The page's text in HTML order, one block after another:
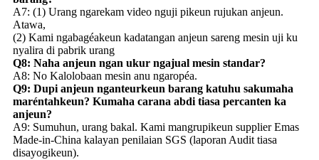
A7: (1) Urang ngarekam video nguji pikeun rujukan anjeun.
Atawa,
(2) Kami ngabagéakeun kadatangan anjeun sareng mesin uji ku
nyalira di pabrik urang
Q8: Naha anjeun ngan ukur ngajual mesin standar?
A8: No Kalolobaan mesin anu ngaropéa.
Q9: Dupi anjeun nganteurkeun barang katuhu sakumaha
maréntahkeun? Kumaha carana abdi tiasa percanten ka
anjeun?
A9: Sumuhun, urang bakal. Kami mangrupikeun supplier Emas
Made-in-China kalayan penilaian SGS (laporan Audit tiasa
disayogikeun).